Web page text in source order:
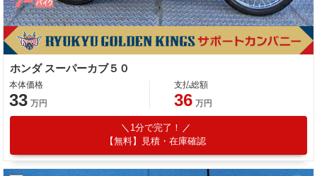
ホンダ スーパーカブ５０
本体価格
33 万円
支払総額
36 万円
1分で完了！
【無料】見積・在庫確認